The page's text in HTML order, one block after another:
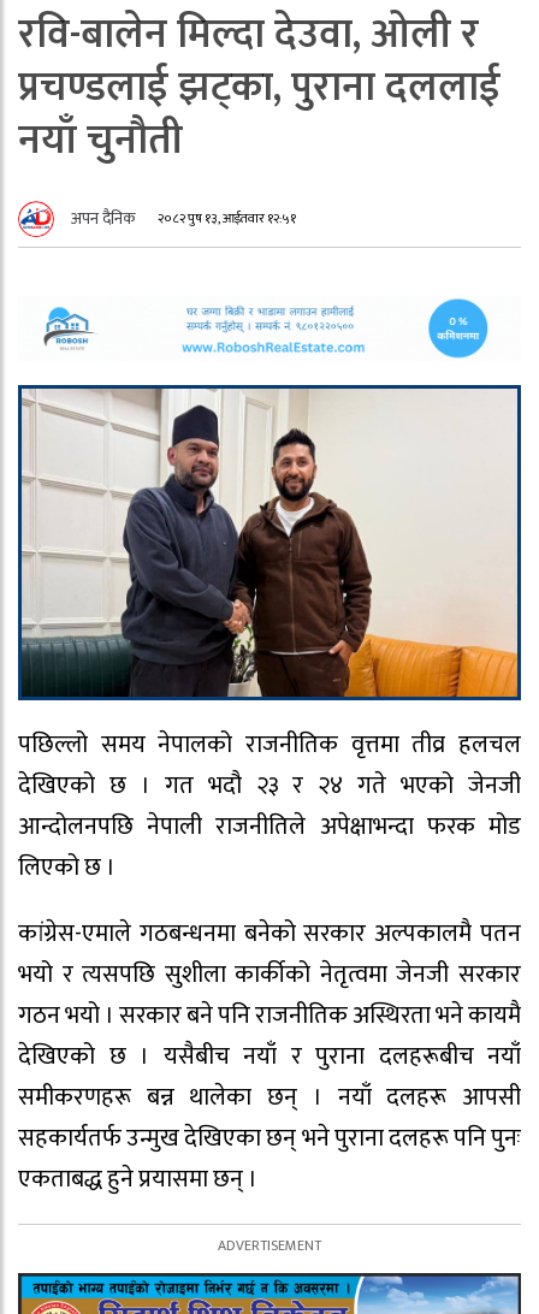
रवि-बालेन मिल्दा देउवा, ओली र
प्रचण्डलाई झट्का, पुराना दललाई
नयाँ चुनौती
अपन दैनिक २०८२ पुष १३, आईतवार १२:५१
पछिल्लो समय नेपालको राजनीतिक वृत्तमा तीव्र हलचल
देखिएको छ । गत भदौ २३ र २४ गते भएको जेनजी
आन्दोलनपछि नेपाली राजनीतिले अपेक्षाभन्दा फरक मोड
लिएको छ ।
कांग्रेस-एमाले गठबन्धनमा बनेको सरकार अल्पकालमै पतन
भयो र त्यसपछि सुशीला कार्कीको नेतृत्वमा जेनजी सरकार
गठन भयो । सरकार बने पनि राजनीतिक अस्थिरता भने कायमै
देखिएको छ । यसैबीच नयाँ र पुराना दलहरूबीच नयाँ
समीकरणहरू बन्न थालेका छन् । नयाँ दलहरू आपसी
सहकार्यतर्फ उन्मुख देखिएका छन् भने पुराना दलहरू पनि पुनः
एकताबद्ध हुने प्रयासमा छन् ।